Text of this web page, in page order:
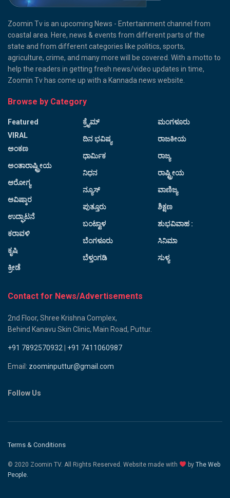
Zoomin Tv is an upcoming News - Entertainment channel from
coastal area. Here, news & events from different parts of the
state and from different categories like politics, sports,
agriculture, crime, and many more will be covered. With a motto to
help the readers in getting fresh news/video updates in time,
Zoomin Tv has come up with a Kannada news website.
Browse by Category
Featured
VIRAL
ಅಂಕಣ
ಅಂತಾರಾಷ್ಟ್ರೀಯ
ಆರೋಗ್ಯ
ಆವಿಷ್ಕಾರ
ಉದ್ಘಾಟನೆ
ಕರಾವಳಿ
ಕೃಷಿ
ಕ್ರೀಡೆ
ಕ್ರೈಮ್
ದಿನ ಭವಿಷ್ಯ
ಧಾರ್ಮಿಕ
ನಿಧನ
ನ್ಯೂಸ್
ಪುತ್ತೂರು
ಬಂಟ್ವಾಳ
ಬೆಂಗಳೂರು
ಬೆಳ್ತಂಗಡಿ
ಮಂಗಳೂರು
ರಾಜಕೀಯ
ರಾಜ್ಯ
ರಾಷ್ಟ್ರೀಯ
ವಾಣಿಜ್ಯ
ಶಿಕ್ಷಣ
ಶುಭವಿವಾಹ :
ಸಿನಿಮಾ
ಸುಳ್ಯ
Contact for News/Advertisements
2nd Floor, Shree Krishna Complex,
Behind Kanavu Skin Clinic, Main Road, Puttur.
+91 7892570932 +91 7411060987
Email: zoominputtur@gmail.com
Follow Us
Terms & Conditions
© 2020 Zoomin TV. All Rights Reserved. Website made with by The Web
People.